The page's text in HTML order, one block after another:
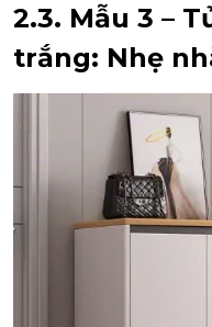
2.3. Mẫu 3 –
trắng: Nhẹ